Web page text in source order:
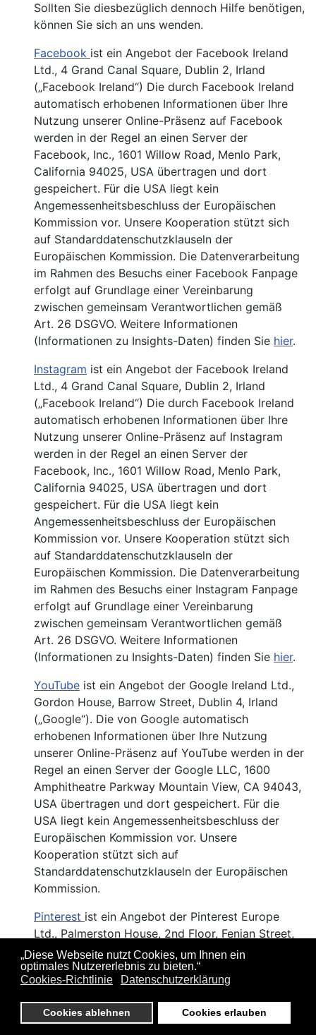
„Diese Webseite nutzt Cookies, um Ihnen ein
optimales Nutzererlebnis zu bieten.“
Cookies-Richtlinie
Datenschutzerklärung
Cookies ablehnen Cookies erlauben
Sollten Sie diesbezüglich dennoch Hilfe benötigen,
können Sie sich an uns wenden.
Facebook ist ein Angebot der Facebook Ireland
Ltd., 4 Grand Canal Square, Dublin 2, Irland
(„Facebook Ireland“) Die durch Facebook Ireland
automatisch erhobenen Informationen über Ihre
Nutzung unserer Online-Präsenz auf Facebook
werden in der Regel an einen Server der
Facebook, Inc., 1601 Willow Road, Menlo Park,
California 94025, USA übertragen und dort
gespeichert. Für die USA liegt kein
Angemessenheitsbeschluss der Europäischen
Kommission vor. Unsere Kooperation stützt sich
auf Standarddatenschutzklauseln der
Europäischen Kommission. Die Datenverarbeitung
im Rahmen des Besuchs einer Facebook Fanpage
erfolgt auf Grundlage einer Vereinbarung
zwischen gemeinsam Verantwortlichen gemäß
Art. 26 DSGVO. Weitere Informationen
(Informationen zu Insights-Daten) finden Sie hier.
Instagram ist ein Angebot der Facebook Ireland
Ltd., 4 Grand Canal Square, Dublin 2, Irland
(„Facebook Ireland“) Die durch Facebook Ireland
automatisch erhobenen Informationen über Ihre
Nutzung unserer Online-Präsenz auf Instagram
werden in der Regel an einen Server der
Facebook, Inc., 1601 Willow Road, Menlo Park,
California 94025, USA übertragen und dort
gespeichert. Für die USA liegt kein
Angemessenheitsbeschluss der Europäischen
Kommission vor. Unsere Kooperation stützt sich
auf Standarddatenschutzklauseln der
Europäischen Kommission. Die Datenverarbeitung
im Rahmen des Besuchs einer Instagram Fanpage
erfolgt auf Grundlage einer Vereinbarung
zwischen gemeinsam Verantwortlichen gemäß
Art. 26 DSGVO. Weitere Informationen
(Informationen zu Insights-Daten) finden Sie hier.
YouTube ist ein Angebot der Google Ireland Ltd.,
Gordon House, Barrow Street, Dublin 4, Irland
(„Google“). Die von Google automatisch
erhobenen Informationen über Ihre Nutzung
unserer Online-Präsenz auf YouTube werden in der
Regel an einen Server der Google LLC, 1600
Amphitheatre Parkway Mountain View, CA 94043,
USA übertragen und dort gespeichert. Für die
USA liegt kein Angemessenheitsbeschluss der
Europäischen Kommission vor. Unsere
Kooperation stützt sich auf
Standarddatenschutzklauseln der Europäischen
Kommission.
Pinterest ist ein Angebot der Pinterest Europe
Ltd., Palmerston House, 2nd Floor, Fenian Street,
Dublin 2, Irland („Pinterest“). Die von Pinterest
automatisch erhobenen Informationen über Ihre
Nutzung unserer Online-Präsenz auf Pinterest
werden in der Regel an einen Server der Pinterest,
Inc., 505 Brannan St., San Francisco, CA 94107,